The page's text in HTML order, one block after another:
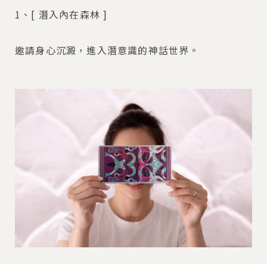
1、[ 潛入內在森林 ]
邀請身心沉澱，進入潛意識的神話世界。